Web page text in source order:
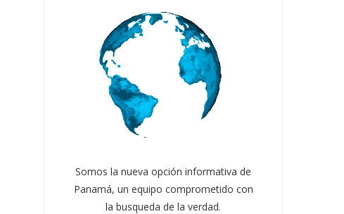
Somos la nueva opción informativa de
Panamá, un equipo comprometido con
la busqueda de la verdad.